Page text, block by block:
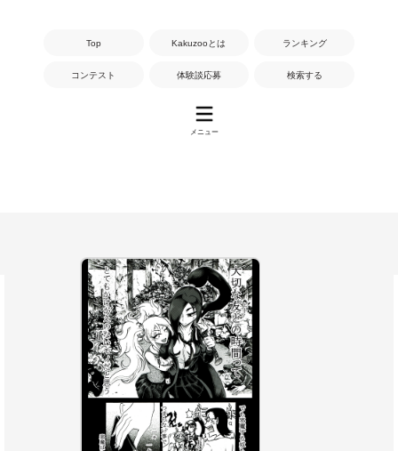
Top Kakuzooとは ランキング
コンテスト 体験談応募 検索する
メニュー